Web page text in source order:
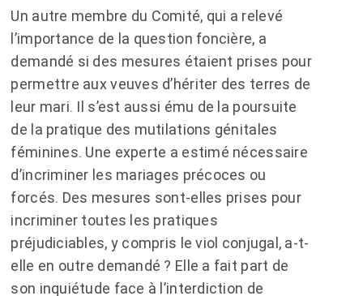
Un autre membre du Comité, qui a relevé
l’importance de la question foncière, a
demandé si des mesures étaient prises pour
permettre aux veuves d’hériter des terres de
leur mari. Il s’est aussi ému de la poursuite
de la pratique des mutilations génitales
féminines. Une experte a estimé nécessaire
d’incriminer les mariages précoces ou
forcés. Des mesures sont-elles prises pour
incriminer toutes les pratiques
préjudiciables, y compris le viol conjugal, a-t-
elle en outre demandé ? Elle a fait part de
son inquiétude face à l’interdiction de